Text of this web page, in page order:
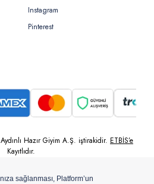
Instagram
Pinterest
Aydınlı Hazır Giyim A.Ş. iştirakidir. ETBİS’e
Kayıtlıdır.